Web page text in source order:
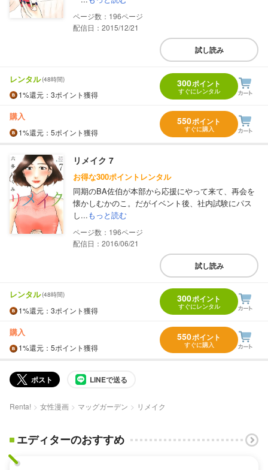
196
配信日：2015/12/21
試し読み
レンタル(48時間)
1%還元 ：3ポイント獲得
300ポイント
すぐにレンタル
購入
1%還元 ：5ポイント獲得
550ポイント
すぐに購入
リメイク 7
お得な300ポイントレンタル
同期のBA佐伯が本部から応援にやって来て、再会を
懐かしむかのこ。だがイベント後、社内試験にパス
し...もっと読む
196
配信日：2016/06/21
試し読み
レンタル(48時間)
1%還元 ：3ポイント獲得
300ポイント
すぐにレンタル
購入
1%還元 ：5ポイント獲得
550ポイント
すぐに購入
ポスト LINEで送る
Renta! 女性漫画 マッグガーデン リメイク
エディターのおすすめ